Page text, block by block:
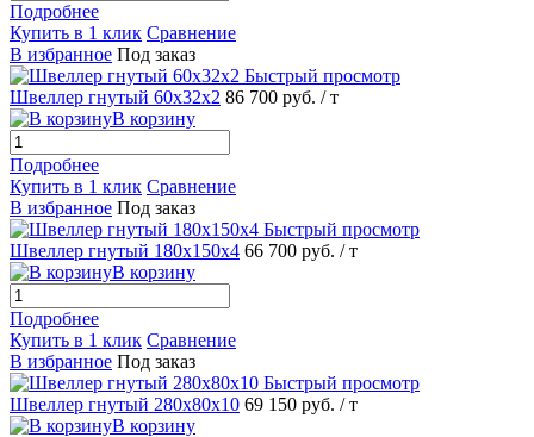
Подробнее
Купить в 1 клик Сравнение
В избранное Под заказ
Быстрый просмотр
Швеллер гнутый 60х32х2 86 700 руб. / т
В корзину
Подробнее
Купить в 1 клик Сравнение
В избранное Под заказ
Быстрый просмотр
Швеллер гнутый 180х150х4 66 700 руб. / т
В корзину
Подробнее
Купить в 1 клик Сравнение
В избранное Под заказ
Быстрый просмотр
Швеллер гнутый 280х80х10 69 150 руб. / т
В корзину